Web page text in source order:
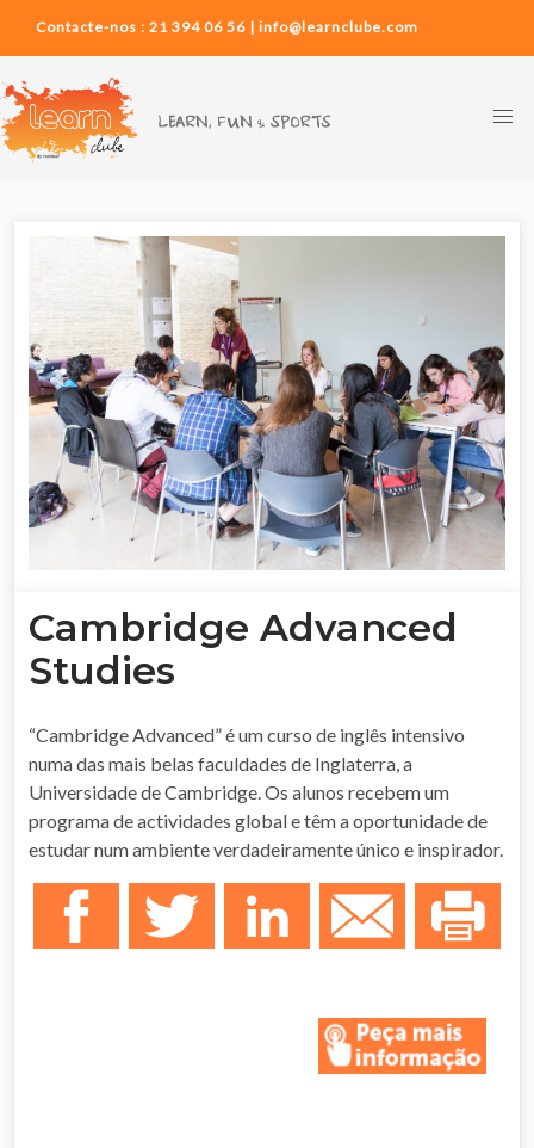
Contacte-nos : 21 394 06 56 | info@learnclube.com
Cambridge Advanced
Studies
“Cambridge Advanced” é um curso de inglês intensivo
numa das mais belas faculdades de Inglaterra, a
Universidade de Cambridge. Os alunos recebem um
programa de actividades global e têm a oportunidade de
estudar num ambiente verdadeiramente único e inspirador.